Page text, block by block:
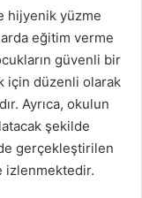
hijyenik yüzme
eğitim verme
güvenli bir
için düzenli olarak
Ayrıca, okulun
şekilde
gerçekleştirilen
izlenmektedir.